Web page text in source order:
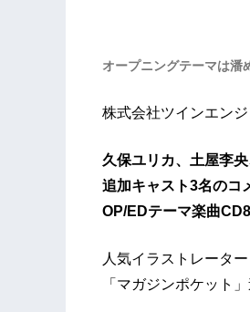
オープニングテーマは潘
株式会社ツインエン
久保ユリカ、土屋李
追加キャスト3名のコ
OP/EDテーマ楽曲
人気イラストレータ
「マガジンポケット